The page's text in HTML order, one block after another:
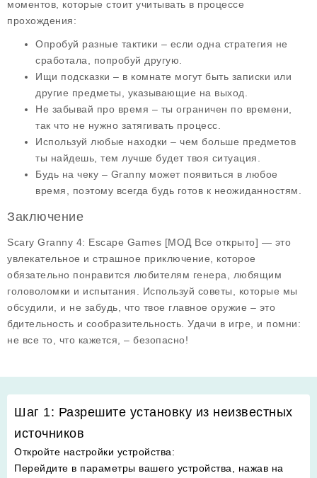
моментов, которые стоит учитывать в процессе
прохождения:
Опробуй разные тактики – если одна стратегия не
сработала, попробуй другую.
Ищи подсказки – в комнате могут быть записки или
другие предметы, указывающие на выход.
Не забывай про время – ты ограничен по времени,
так что не нужно затягивать процесс.
Используй любые находки – чем больше предметов
ты найдешь, тем лучше будет твоя ситуация.
Будь на чеку – Granny может появиться в любое
время, поэтому всегда будь готов к неожиданностям.
Заключение
Scary Granny 4: Escape Games [МОД Все открыто] — это
увлекательное и страшное приключение, которое
обязательно понравится любителям генера, любящим
головоломки и испытания. Используй советы, которые мы
обсудили, и не забудь, что твое главное оружие – это
бдительность и сообразительность. Удачи в игре, и помни:
не все то, что кажется, – безопасно!
Шаг 1: Разрешите установку из неизвестных
источников
Откройте настройки устройства:
Перейдите в параметры вашего устройства, нажав на